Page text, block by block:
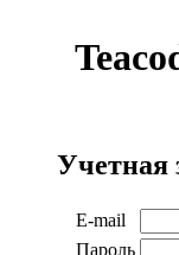
Учетная
E-mail
Пароль